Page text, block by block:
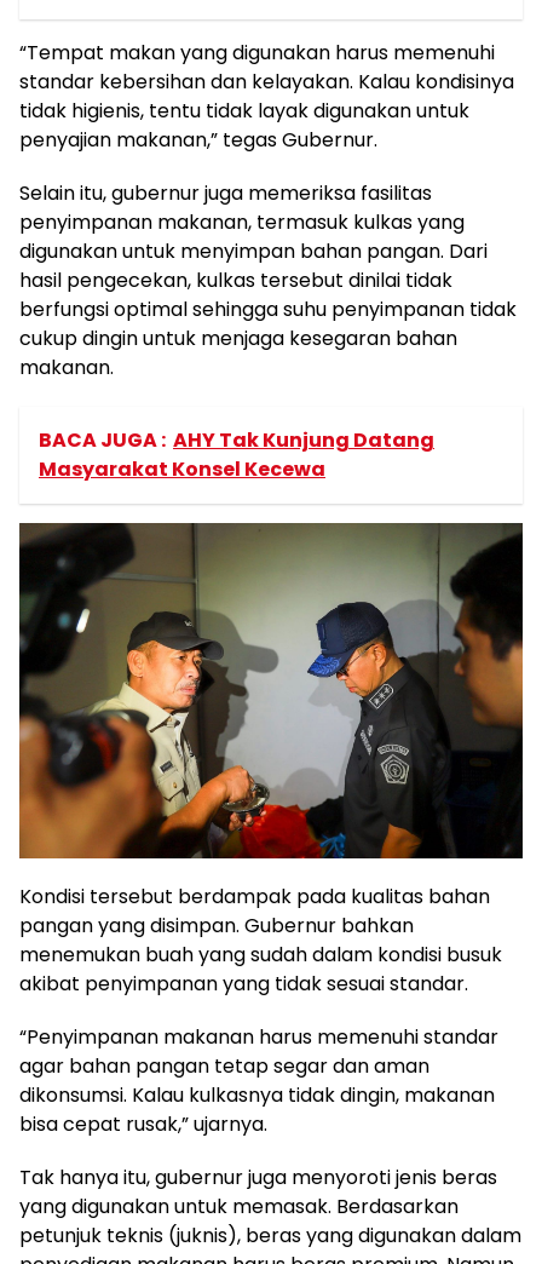
“Tempat makan yang digunakan harus memenuhi
standar kebersihan dan kelayakan. Kalau kondisinya
tidak higienis, tentu tidak layak digunakan untuk
penyajian makanan,” tegas Gubernur.
Selain itu, gubernur juga memeriksa fasilitas
penyimpanan makanan, termasuk kulkas yang
digunakan untuk menyimpan bahan pangan. Dari
hasil pengecekan, kulkas tersebut dinilai tidak
berfungsi optimal sehingga suhu penyimpanan tidak
cukup dingin untuk menjaga kesegaran bahan
makanan.
BACA JUGA : AHY Tak Kunjung Datang
Masyarakat Konsel Kecewa
Kondisi tersebut berdampak pada kualitas bahan
pangan yang disimpan. Gubernur bahkan
menemukan buah yang sudah dalam kondisi busuk
akibat penyimpanan yang tidak sesuai standar.
“Penyimpanan makanan harus memenuhi standar
agar bahan pangan tetap segar dan aman
dikonsumsi. Kalau kulkasnya tidak dingin, makanan
bisa cepat rusak,” ujarnya.
Tak hanya itu, gubernur juga menyoroti jenis beras
yang digunakan untuk memasak. Berdasarkan
petunjuk teknis (juknis), beras yang digunakan dalam